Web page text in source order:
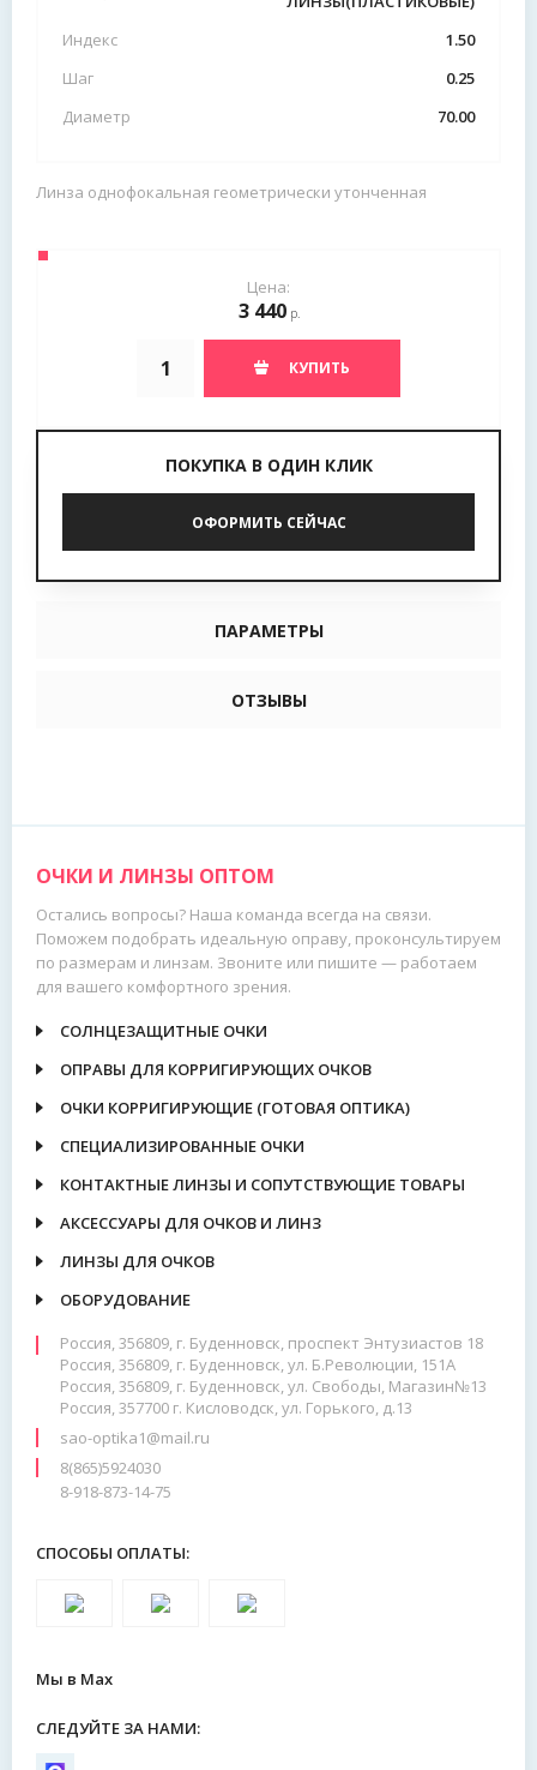
Индекс
1.50
Шаг
0.25
Диаметр
70.00
Линза однофокальная геометрически утонченная
Цена:
3 440р.
КУПИТЬ
ПОКУПКА В ОДИН КЛИК
ОФОРМИТЬ СЕЙЧАС
ПАРАМЕТРЫ
ОТЗЫВЫ
ОЧКИ И ЛИНЗЫ ОПТОМ
Остались вопросы? Наша команда всегда на связи.
Поможем подобрать идеальную оправу, проконсультируем
по размерам и линзам. Звоните или пишите — работаем
для вашего комфортного зрения.
СОЛНЦЕЗАЩИТНЫЕ ОЧКИ
ОПРАВЫ ДЛЯ КОРРИГИРУЮЩИХ ОЧКОВ
ОЧКИ КОРРИГИРУЮЩИЕ (ГОТОВАЯ ОПТИКА)
СПЕЦИАЛИЗИРОВАННЫЕ ОЧКИ
КОНТАКТНЫЕ ЛИНЗЫ И СОПУТСТВУЮЩИЕ ТОВАРЫ
АКСЕССУАРЫ ДЛЯ ОЧКОВ И ЛИНЗ
ЛИНЗЫ ДЛЯ ОЧКОВ
ОБОРУДОВАНИЕ
Россия, 356809, г. Буденновск, проспект Энтузиастов 18
Россия, 356809, г. Буденновск, ул. Б.Революции, 151А
Россия, 356809, г. Буденновск, ул. Свободы, Магазин№13
Россия, 357700 г. Кисловодск, ул. Горького, д.13
sao-optika1@mail.ru
8(865)5924030
8-918-873-14-75
СПОСОБЫ ОПЛАТЫ:
Мы в Max
СЛЕДУЙТЕ ЗА НАМИ: